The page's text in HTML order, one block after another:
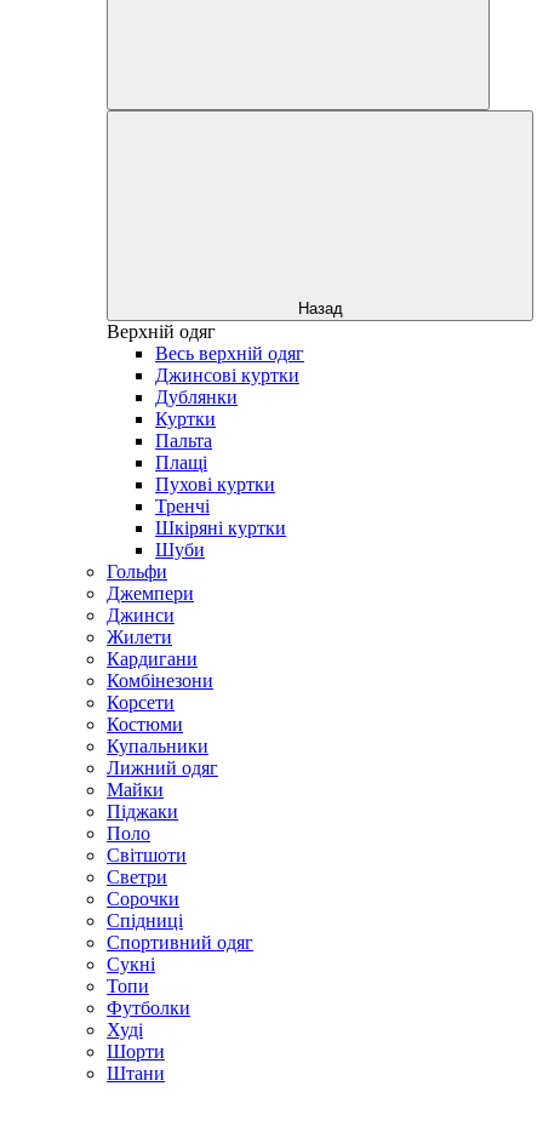
Назад
Верхній одяг
Весь верхній одяг
Джинсові куртки
Дублянки
Куртки
Пальта
Плащі
Пухові куртки
Тренчі
Шкіряні куртки
Шуби
Гольфи
Джемпери
Джинси
Жилети
Кардигани
Комбінезони
Корсети
Костюми
Купальники
Лижний одяг
Майки
Піджаки
Поло
Світшоти
Светри
Сорочки
Спідниці
Спортивний одяг
Сукні
Топи
Футболки
Худі
Шорти
Штани